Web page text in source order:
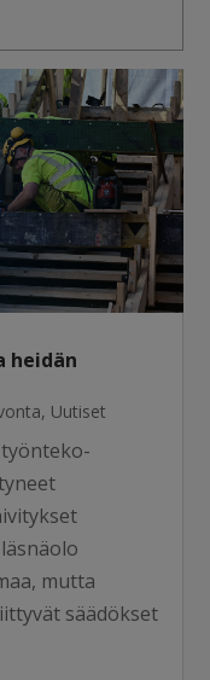
heidän
, Uutiset
mutta
säädökset